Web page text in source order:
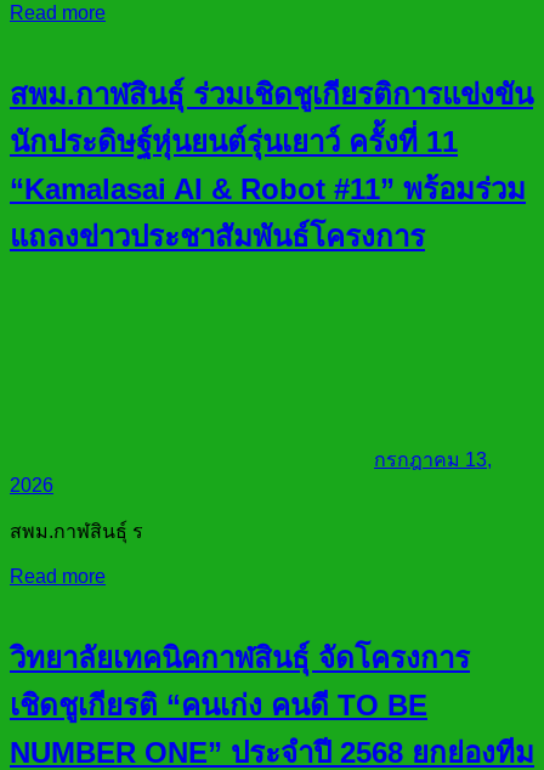
Read more
สพม.กาฬสินธุ์ ร่วมเชิดชูเกียรติการแข่งขัน
นักประดิษฐ์หุ่นยนต์รุ่นเยาว์ ครั้งที่ 11
“Kamalasai AI & Robot #11” พร้อมร่วม
แถลงข่าวประชาสัมพันธ์โครงการ
กรกฎาคม 13,
2026
สพม.กาฬสินธุ์ ร
Read more
วิทยาลัยเทคนิคกาฬสินธุ์ จัดโครงการ
เชิดชูเกียรติ “คนเก่ง คนดี TO BE
NUMBER ONE” ประจำปี 2568 ยกย่องทีม